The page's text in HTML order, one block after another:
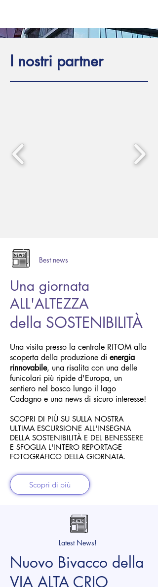
I nostri partner
Best news
Una giornata
ALL'ALTEZZA
della SOSTENIBILITÀ
Una visita presso la centrale RITOM alla
scoperta della produzione di energia
rinnovabile, una risalita con una delle
funicolari più ripide d'Europa, un
sentiero nel bosco lungo il lago
Cadagno e una news di sicuro interesse!
SCOPRI DI PIÙ SU SULLA NOSTRA
ULTIMA ESCURSIONE ALL'INSEGNA
DELLA SOSTENIBILITÀ E DEL BENESSERE
E SFOGLIA L'INTERO REPORTAGE
FOTOGRAFICO DELLA GIORNATA.
Scopri di più
Latest News!
Nuovo Bivacco della
VIA ALTA CRIO